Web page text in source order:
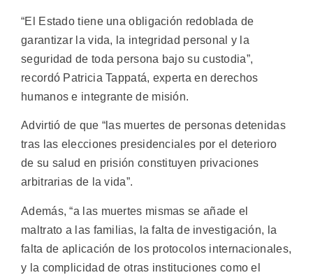
“El Estado tiene una obligación redoblada de
garantizar la vida, la integridad personal y la
seguridad de toda persona bajo su custodia”,
recordó Patricia Tappatá, experta en derechos
humanos e integrante de misión.
Advirtió de que “las muertes de personas detenidas
tras las elecciones presidenciales por el deterioro
de su salud en prisión constituyen privaciones
arbitrarias de la vida”.
Además, “a las muertes mismas se añade el
maltrato a las familias, la falta de investigación, la
falta de aplicación de los protocolos internacionales,
y la complicidad de otras instituciones como el